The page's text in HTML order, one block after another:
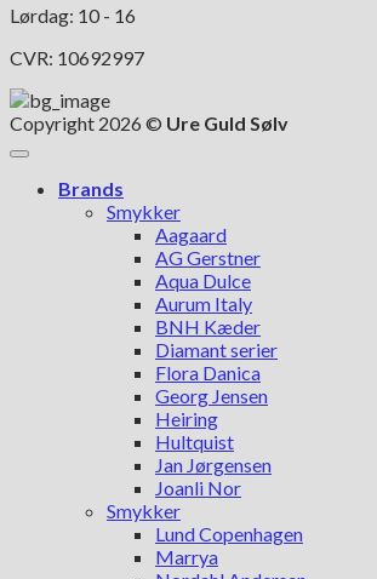
Lørdag: 10 - 16
CVR: 10692997
Copyright 2026 © Ure Guld Sølv
Brands
Smykker
Aagaard
AG Gerstner
Aqua Dulce
Aurum Italy
BNH Kæder
Diamant serier
Flora Danica
Georg Jensen
Heiring
Hultquist
Jan Jørgensen
Joanli Nor
Smykker
Lund Copenhagen
Marrya